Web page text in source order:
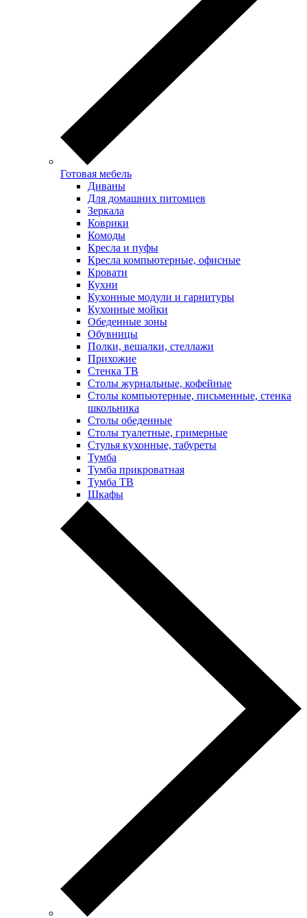
Готовая мебель
Диваны
Для домашних питомцев
Зеркала
Коврики
Комоды
Кресла и пуфы
Кресла компьютерные, офисные
Кровати
Кухни
Кухонные модули и гарнитуры
Кухонные мойки
Обеденные зоны
Обувницы
Полки, вешалки, стеллажи
Прихожие
Стенка ТВ
Столы журнальные, кофейные
Столы компьютерные, письменные, стенка
школьника
Столы обеденные
Столы туалетные, гримерные
Стулья кухонные, табуреты
Тумба
Тумба прикроватная
Тумба ТВ
Шкафы